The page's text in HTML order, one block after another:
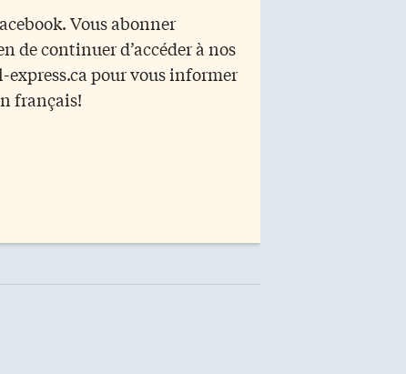
Vous abonner
continuer d’accéder à nos
pour vous informer
français!